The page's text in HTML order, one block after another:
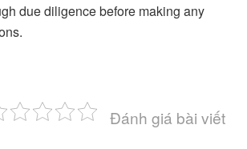
due diligence before making any
Đánh giá bài viết